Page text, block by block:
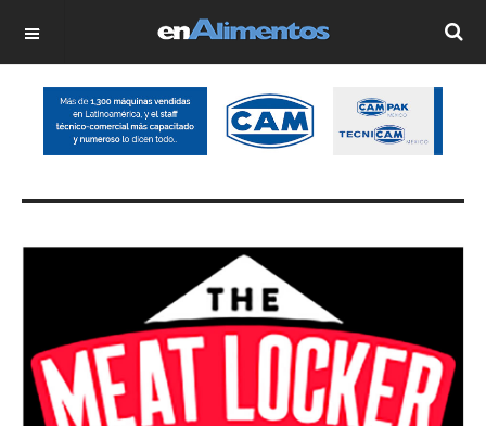
OFF CANVAS